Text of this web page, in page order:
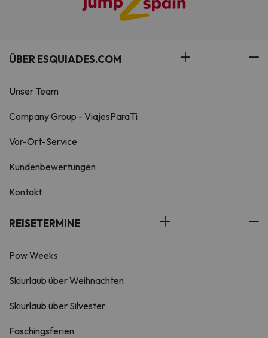
ÜBER ESQUIADES.COM
Unser Team
Company Group - ViajesParaTi
Vor-Ort-Service
Kundenbewertungen
Kontakt
REISETERMINE
Pow Weeks
Skiurlaub über Weihnachten
Skiurlaub über Silvester
Faschingsferien